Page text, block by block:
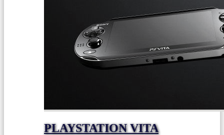
PLAYSTATION VITA